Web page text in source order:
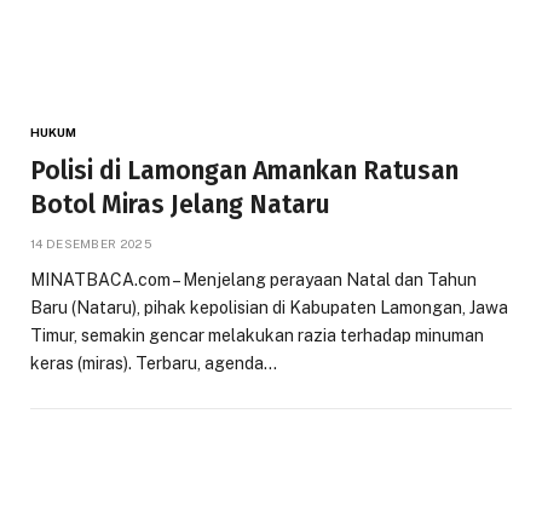
HUKUM
Polisi di Lamongan Amankan Ratusan
Botol Miras Jelang Nataru
14 DESEMBER 2025
MINATBACA.com – Menjelang perayaan Natal dan Tahun
Baru (Nataru), pihak kepolisian di Kabupaten Lamongan, Jawa
Timur, semakin gencar melakukan razia terhadap minuman
keras (miras). Terbaru, agenda…